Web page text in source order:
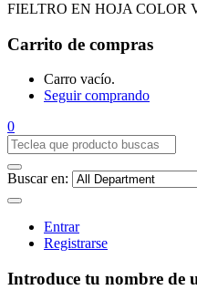
FIELTRO EN HOJA COLOR
Carrito de compras
Carro vacío.
Seguir comprando
0
Buscar en:
Entrar
Registrarse
Introduce tu nombre de